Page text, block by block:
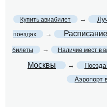
Купить авиабилет →
поездах →
билеты → Наличие мест в
Москвы
→
Аэропорт